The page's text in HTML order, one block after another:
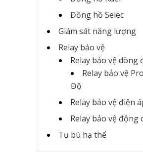
Đồng hồ Selec
Giám sát năng lượng
Relay bảo vệ
Relay bảo vệ dòng
Relay bảo vệ
Độ
Relay bảo vệ điện
Relay bảo vệ động
Tụ bù hạ thế